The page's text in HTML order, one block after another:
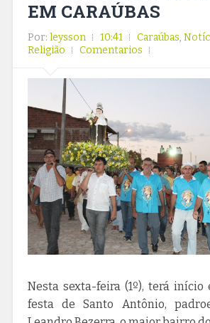
EM CARAÚBAS
Por: leysson 10:41 Caraúbas,
Religião
Comentarios
Nesta sexta-feira (1º), terá início
festa de Santo Antônio,